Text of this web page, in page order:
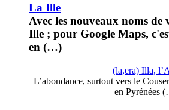
La Ille
Avec les nouveaux noms de
Ille ; pour Google Maps,
en (…)
(la,era) Illa,
L’abondance, surtout vers le
en Pyrénées